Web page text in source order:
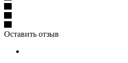
Оставить отзыв